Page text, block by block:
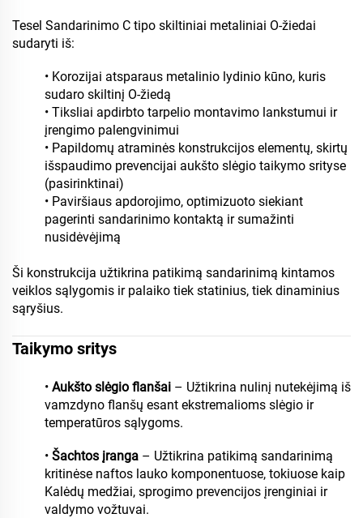
Tesel Sandarinimo C tipo skiltiniai metaliniai O-žiedai
sudaryti iš:
• Korozijai atsparaus metalinio lydinio kūno, kuris
sudaro skiltinį O-žiedą
• Tiksliai apdirbto tarpelio montavimo lankstumui ir
įrengimo palengvinimui
• Papildomų atraminės konstrukcijos elementų, skirtų
išspaudimo prevencijai aukšto slėgio taikymo srityse
(pasirinktinai)
• Paviršiaus apdorojimo, optimizuoto siekiant
pagerinti sandarinimo kontaktą ir sumažinti
nusidėvėjimą
Ši konstrukcija užtikrina patikimą sandarinimą kintamos
veiklos sąlygomis ir palaiko tiek statinius, tiek dinaminius
sąryšius.
Taikymo sritys
• Aukšto slėgio flanšai – Užtikrina nulinį nutekėjimą iš
vamzdyno flanšų esant ekstremalioms slėgio ir
temperatūros sąlygoms.
• Šachtos įranga – Užtikrina patikimą sandarinimą
kritinėse naftos lauko komponentuose, tokiuose kaip
Kalėdų medžiai, sprogimo prevencijos įrenginiai ir
valdymo vožtuvai.